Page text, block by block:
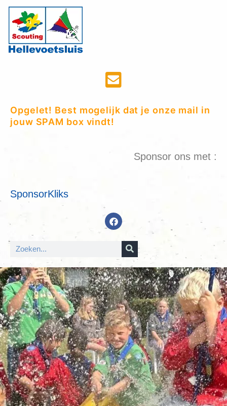
Opgelet! Best mogelijk dat je onze mail in
jouw SPAM box vindt!
Sponsor ons met :
SponsorKliks